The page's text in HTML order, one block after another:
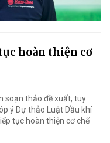
hoàn thiện cơ
soạn thảo đề xuất, tuy
ý Dự thảo Luật Dầu khí
tục hoàn thiện cơ chế